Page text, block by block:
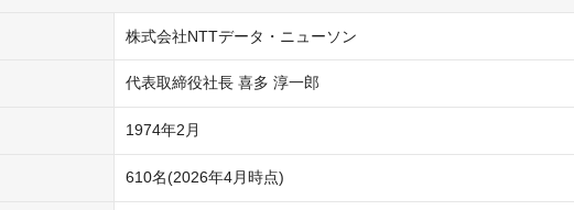
株式会社NTTデータ・ニューソン
代表取締役社長 喜多 淳一郎
1974年2月
610名(2026年4月時点)